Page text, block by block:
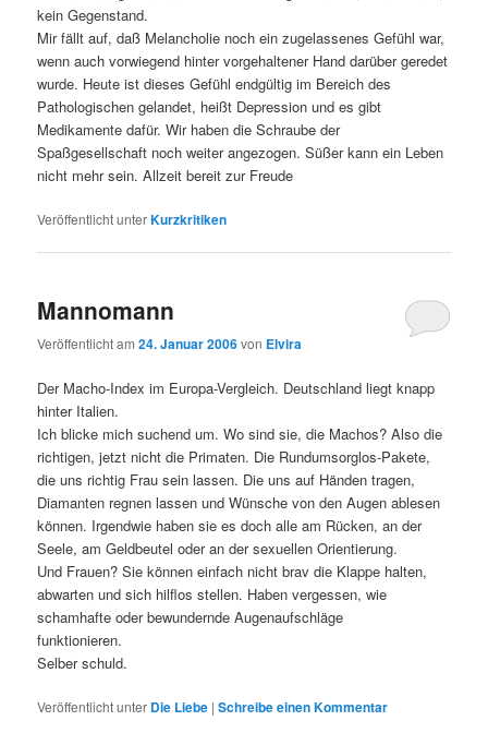
kein Gegenstand.
Mir fällt auf, daß Melancholie noch ein zugelassenes Gefühl war,
wenn auch vorwiegend hinter vorgehaltener Hand darüber geredet
wurde. Heute ist dieses Gefühl endgültig im Bereich des
Pathologischen gelandet, heißt Depression und es gibt
Medikamente dafür. Wir haben die Schraube der
Spaßgesellschaft noch weiter angezogen. Süßer kann ein Leben
nicht mehr sein. Allzeit bereit zur Freude
Veröffentlicht unterKurzkritiken
Mannomann
Veröffentlicht am24. Januar 2006von Elvira
Der Macho-Index im Europa-Vergleich. Deutschland liegt knapp
hinter Italien.
Ich blicke mich suchend um. Wo sind sie, die Machos? Also die
richtigen, jetzt nicht die Primaten. Die Rundumsorglos-Pakete,
die uns richtig Frau sein lassen. Die uns auf Händen tragen,
Diamanten regnen lassen und Wünsche von den Augen ablesen
können. Irgendwie haben sie es doch alle am Rücken, an der
Seele, am Geldbeutel oder an der sexuellen Orientierung.
Und Frauen? Sie können einfach nicht brav die Klappe halten,
abwarten und sich hilflos stellen. Haben vergessen, wie
schamhafte oder bewundernde Augenaufschläge
funktionieren.
Selber schuld.
Veröffentlicht unter Die Liebe |Schreibe einen Kommentar